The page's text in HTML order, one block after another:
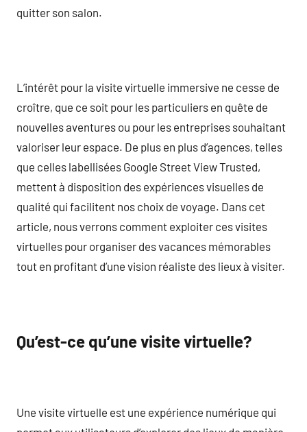
quitter son salon.
L’intérêt pour la visite virtuelle immersive ne cesse de
croître, que ce soit pour les particuliers en quête de
nouvelles aventures ou pour les entreprises souhaitant
valoriser leur espace. De plus en plus d’agences, telles
que celles labellisées Google Street View Trusted,
mettent à disposition des expériences visuelles de
qualité qui facilitent nos choix de voyage. Dans cet
article, nous verrons comment exploiter ces visites
virtuelles pour organiser des vacances mémorables
tout en profitant d’une vision réaliste des lieux à visiter.
Qu’est-ce qu’une visite virtuelle?
Une visite virtuelle est une expérience numérique qui